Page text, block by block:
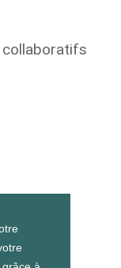
collaboratifs